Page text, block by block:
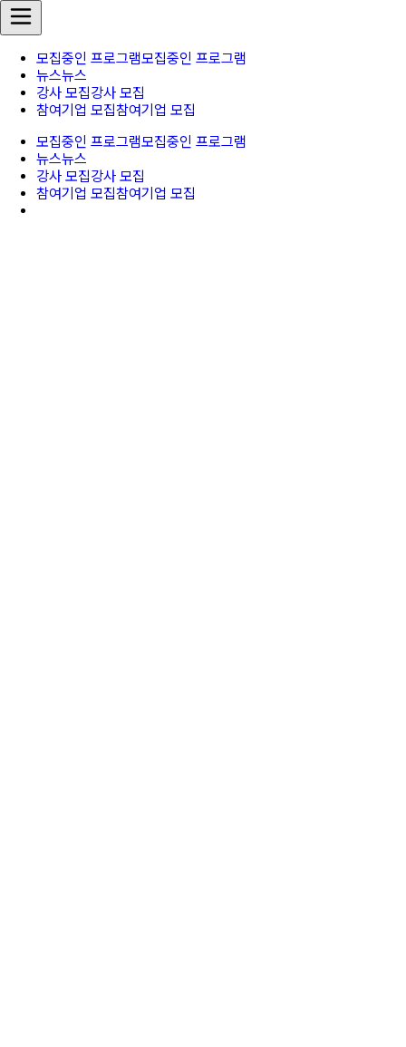
모집중인 프로그램모집중인 프로그램
뉴스뉴스
강사 모집강사 모집
참여기업 모집참여기업 모집
모집중인 프로그램모집중인 프로그램
뉴스뉴스
강사 모집강사 모집
참여기업 모집참여기업 모집